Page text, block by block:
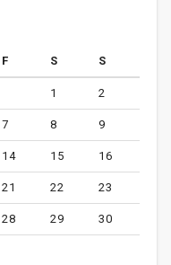
F S S
1 2
7 8 9
14 15 16
21 22 23
28 29 30